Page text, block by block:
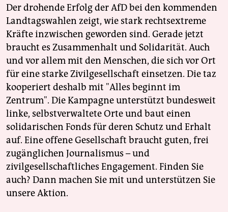
Der drohende Erfolg der AfD bei den kommenden
Landtagswahlen zeigt, wie stark rechtsextreme
Kräfte inzwischen geworden sind. Gerade jetzt
braucht es Zusammenhalt und Solidarität. Auch
und vor allem mit den Menschen, die sich vor Ort
für eine starke Zivilgesellschaft einsetzen. Die taz
kooperiert deshalb mit "Alles beginnt im
Zentrum". Die Kampagne unterstützt bundesweit
linke, selbstverwaltete Orte und baut einen
solidarischen Fonds für deren Schutz und Erhalt
auf. Eine offene Gesellschaft braucht guten, frei
zugänglichen Journalismus – und
zivilgesellschaftliches Engagement. Finden Sie
auch? Dann machen Sie mit und unterstützen Sie
unsere Aktion.